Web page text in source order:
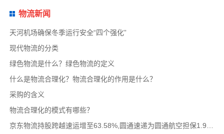
物流新闻
天河机场确保冬季运行安全“四个强化”
现代物流的分类
绿色物流是什么？绿色物流的定义
什么是物流合理化？物流合理化的作用是什么？
采购的含义
物流合理化的模式有哪些？